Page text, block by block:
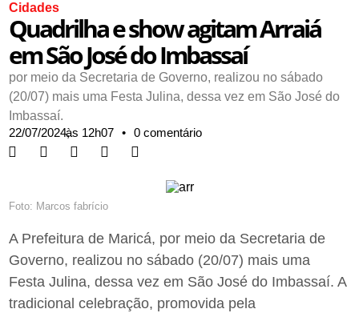
Cidades
Quadrilha e show agitam Arraiá
em São José do Imbassaí
por meio da Secretaria de Governo, realizou no sábado
(20/07) mais uma Festa Julina, dessa vez em São José do
Imbassaí.
22/07/2024,às 12h07 • 0 comentário
Foto: Marcos fabrício
A Prefeitura de Maricá, por meio da Secretaria de
Governo, realizou no sábado (20/07) mais uma
Festa Julina, dessa vez em São José do Imbassaí. A
tradicional celebração, promovida pela